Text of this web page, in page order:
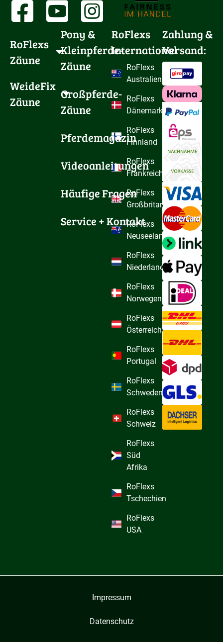
RoFlexs
Zäune
WeideFix
Zäune
Pony &
Kleinpferde-
Zäune
Großpferde-
Zäune
Pferdemagazin
Videoanleitungen
Häufige Fragen
Service + Kontakt
RoFlexs
International
RoFlexs
Australien
RoFlexs
Dänemark
RoFlexs
Finnland
RoFlexs
Frankreich
RoFlexs
Großbritannien
RoFlexs
Neuseeland
RoFlexs
Niederlande
RoFlexs
Norwegen
RoFlexs
Österreich
RoFlexs
Portugal
RoFlexs
Schweden
RoFlexs
Schweiz
RoFlexs
Süd
Afrika
RoFlexs
Tschechien
RoFlexs
USA
Zahlung &
Versand:
Impressum
Datenschutz